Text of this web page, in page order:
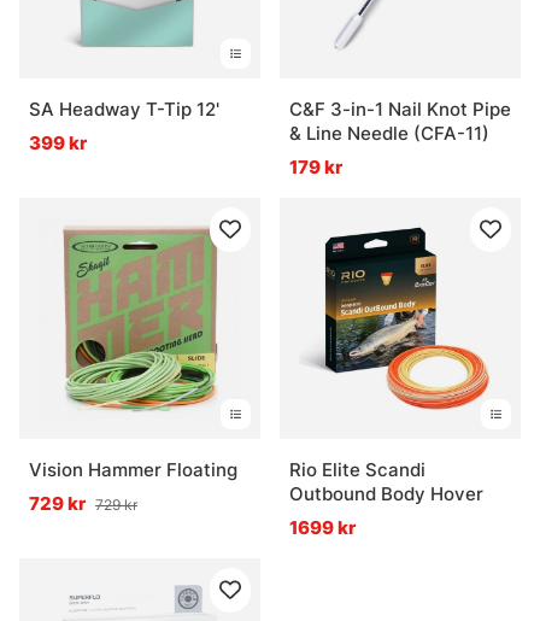
SA Headway T-Tip 12'
399 kr
C&F 3-in-1 Nail Knot Pipe
& Line Needle (CFA-11)
179 kr
Vision Hammer Floating
729 kr 729 kr
Rio Elite Scandi
Outbound Body Hover
1699 kr